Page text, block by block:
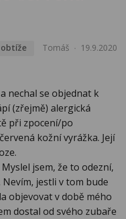
Tomáš 19.9.2020
nechal se objednat k
(zřejmě) alergická
při zpocení/po
kožní vyrážka. Její
jsem, že to odezní,
jestli v tom bude
objevovat v době mého
dostal od svého zubaře